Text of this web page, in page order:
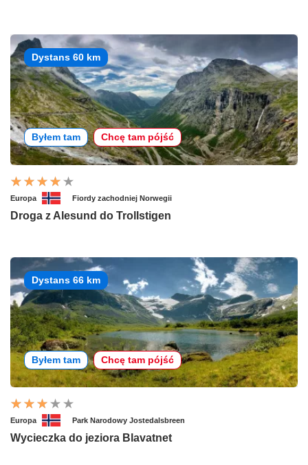
Dystans 60 km
Byłem tam Chcę tam pójść
Europa Fiordy zachodniej Norwegii
Droga z Alesund do Trollstigen
Dystans 66 km
Byłem tam Chcę tam pójść
Europa Park Narodowy Jostedalsbreen
Wycieczka do jeziora Blavatnet